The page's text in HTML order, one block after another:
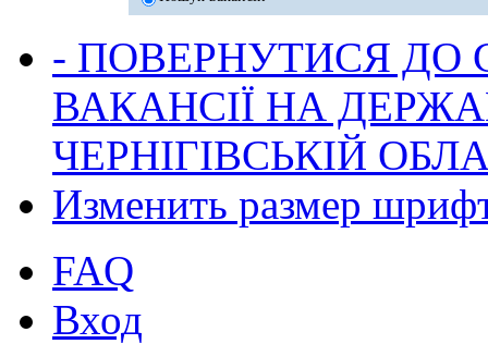
- ПОВЕРНУТИСЯ ДО
ВАКАНСІЇ НА
ЧЕРНІГІВСЬКІЙ
Изменить размер
FAQ
Вход